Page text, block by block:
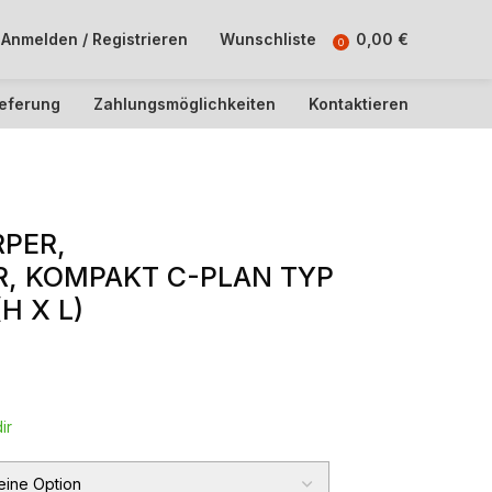
Anmelden / Registrieren Wunschliste 0 0,00 €
Zahlungsmöglichkeiten Kontaktieren
KOMPAKT C-PLAN TYP
X L)